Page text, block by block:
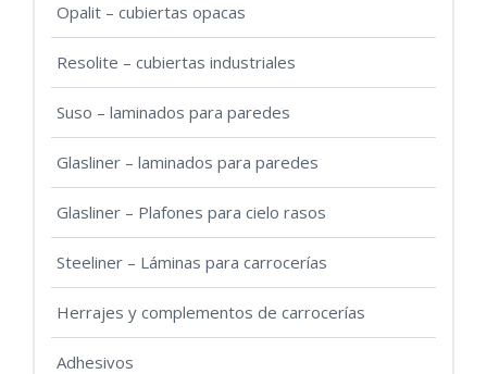
Opalit – cubiertas opacas
Resolite – cubiertas industriales
Suso – laminados para paredes
Glasliner – laminados para paredes
Glasliner – Plafones para cielo rasos
Steeliner – Láminas para carrocerías
Herrajes y complementos de carrocerías
Adhesivos